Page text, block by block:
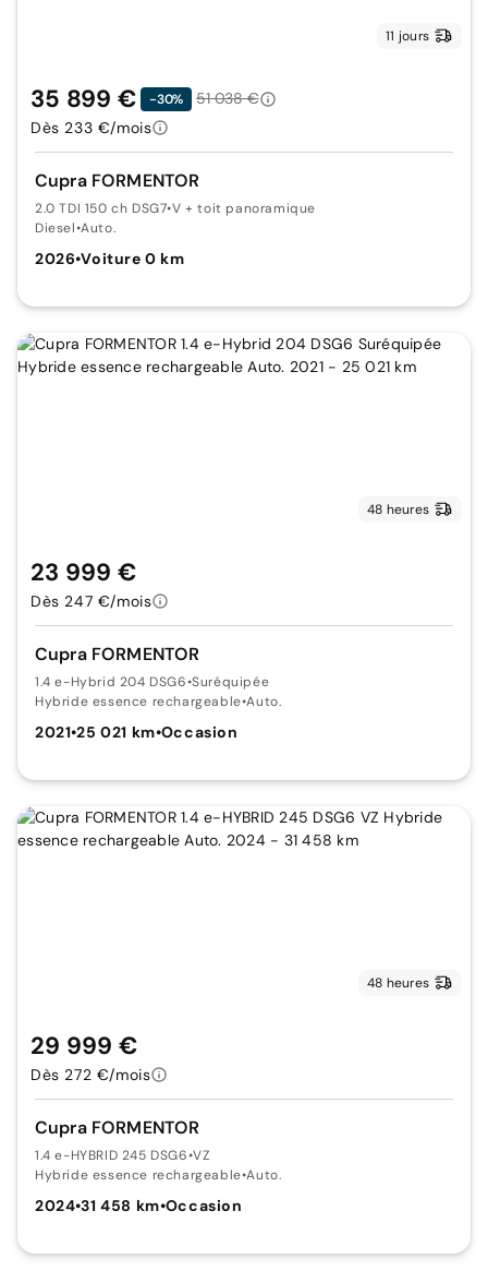
11 jours
Cupra FORMENTOR
2.0 TDI 150 ch DSG7•V + toit panoramique
Diesel•Auto.
2026•Voiture 0 km
35 899 € -30%
51 038 €
Dès 233 €/mois
48 heures
Cupra FORMENTOR
1.4 e-Hybrid 204 DSG6•Suréquipée
Hybride essence rechargeable•Auto.
2021•25 021 km•Occasion
23 999 €
Dès 247 €/mois
48 heures
Cupra FORMENTOR
1.4 e-HYBRID 245 DSG6•VZ
Hybride essence rechargeable•Auto.
2024•31 458 km•Occasion
29 999 €
Dès 272 €/mois